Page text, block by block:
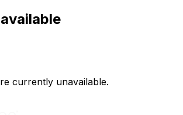
currently unavailable.